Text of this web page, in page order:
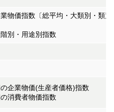
物価指数〔総平均・大類別・類別
別・用途別指数
企業物価(生産者価格)指数
消費者物価指数